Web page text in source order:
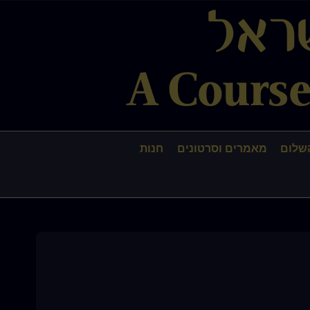
מאמרים וסרטונים חנות